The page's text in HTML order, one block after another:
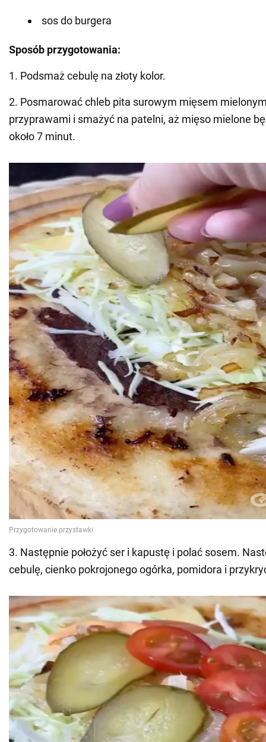
sos do burgera
Sposób przygotowania:
1. Podsmaż cebulę na złoty kolor.
2. Posmarować chleb pita surowym mięsem
przyprawami i smażyć na patelni, aż mięso mielone
około 7 minut.
3. Następnie położyć ser i kapustę i polać sosem.
cebulę, cienko pokrojonego ogórka, pomidora i